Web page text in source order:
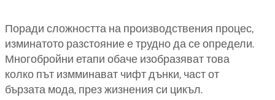
Поради сложността на производствения процес,
изминатото разстояние е трудно да се определи.
Многобройни етапи обаче изобразяват това
колко път измминават чифт дънки, част от
бързата мода, през жизнения си цикъл.